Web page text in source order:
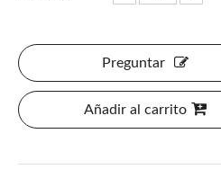
Preguntar
Añadir al carrito